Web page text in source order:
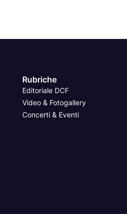
Rubriche
Editoriale DCF
Video & Fotogallery
Concerti & Eventi